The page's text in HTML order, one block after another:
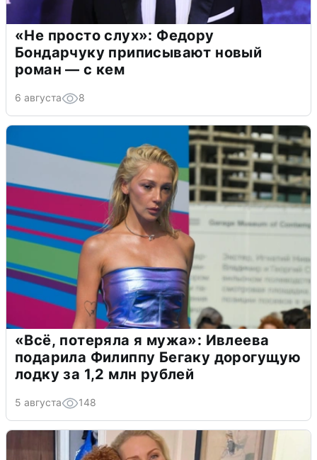
«Не просто слух»: Федору
Бондарчуку приписывают новый
роман — с кем
6 августа 8
«Всё, потеряла я мужа»: Ивлеева
подарила Филиппу Бегаку дорогущую
лодку за 1,2 млн рублей
5 августа 148